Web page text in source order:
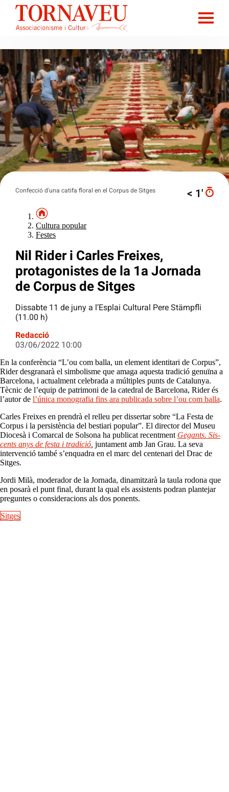
Confecció d'una catifa floral en el Corpus de Sitges < 1′
Cultura popular
Festes
Nil Rider i Carles Freixes,
protagonistes de la 1a Jornada
de Corpus de Sitges
Dissabte 11 de juny a l’Esplai Cultural Pere Stämpfli
(11.00 h)
Redacció
03/06/2022 10:00
En la conferència “L’ou com balla, un element identitari de Corpus”,
Rider desgranarà el simbolisme que amaga aquesta tradició genuïna a
Barcelona, i actualment celebrada a múltiples punts de Catalunya.
Tècnic de l’equip de patrimoni de la catedral de Barcelona, Rider és
l’autor de l’única monografia fins ara publicada sobre l’ou com balla.
Carles Freixes en prendrà el relleu per dissertar sobre “La Festa de
Corpus i la persistència del bestiari popular”. El director del Museu
Diocesà i Comarcal de Solsona ha publicat recentment Gegants. Sis-
cents anys de festa i tradició, juntament amb Jan Grau. La seva
intervenció també s’enquadra en el marc del centenari del Drac de
Sitges.
Jordi Milà, moderador de la Jornada, dinamitzarà la taula rodona que
en posarà el punt final, durant la qual els assistents podran plantejar
preguntes o consideracions als dos ponents.
Sitges